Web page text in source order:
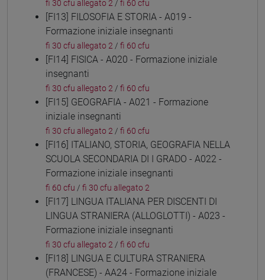
fi 30 cfu allegato 2 / fi 60 cfu
[FI13] FILOSOFIA E STORIA - A019 -
Formazione iniziale insegnanti
fi 30 cfu allegato 2 / fi 60 cfu
[FI14] FISICA - A020 - Formazione iniziale
insegnanti
fi 30 cfu allegato 2 / fi 60 cfu
[FI15] GEOGRAFIA - A021 - Formazione
iniziale insegnanti
fi 30 cfu allegato 2 / fi 60 cfu
[FI16] ITALIANO, STORIA, GEOGRAFIA NELLA
SCUOLA SECONDARIA DI I GRADO - A022 -
Formazione iniziale insegnanti
fi 60 cfu / fi 30 cfu allegato 2
[FI17] LINGUA ITALIANA PER DISCENTI DI
LINGUA STRANIERA (ALLOGLOTTI) - A023 -
Formazione iniziale insegnanti
fi 30 cfu allegato 2 / fi 60 cfu
[FI18] LINGUA E CULTURA STRANIERA
(FRANCESE) - AA24 - Formazione iniziale